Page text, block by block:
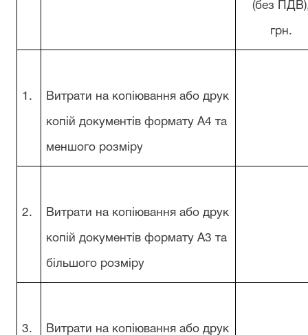
(без
грн.
1. Витрати на копіювання або друк
копій документів формату А4 та
меншого розміру
2. Витрати на копіювання або друк
копій документів формату А3 та
більшого розміру
3. Витрати на копіювання або друк